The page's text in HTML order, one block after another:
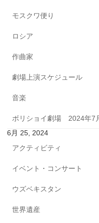
モスクワ便り
ロシア
作曲家
劇場上演スケジュール
音楽
ボリショイ劇場 2024年7
6月 25, 2024
アクティビティ
イベント・コンサート
ウズベキスタン
世界遺産